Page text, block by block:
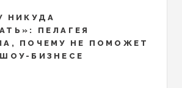
НИКУДА
ПЕЛАГЕЯ
ПОЧЕМУ НЕ ПОМОЖЕТ
БИЗНЕСЕ